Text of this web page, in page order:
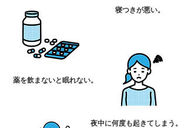
寝つきが悪い。
薬を飲まないと眠れない。
夜中に何度も起きてしまう。